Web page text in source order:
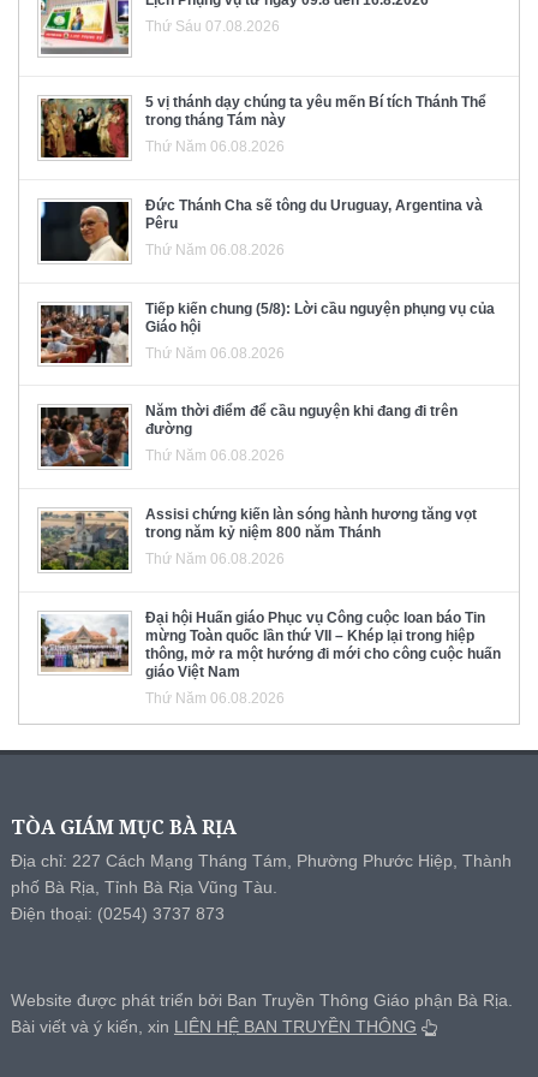
Thứ Sáu 07.08.2026
5 vị thánh dạy chúng ta yêu mến Bí tích Thánh Thể
trong tháng Tám này
Thứ Năm 06.08.2026
Đức Thánh Cha sẽ tông du Uruguay, Argentina và
Pêru
Thứ Năm 06.08.2026
Tiếp kiến chung (5/8): Lời cầu nguyện phụng vụ của
Giáo hội
Thứ Năm 06.08.2026
Năm thời điểm để cầu nguyện khi đang đi trên
đường
Thứ Năm 06.08.2026
Assisi chứng kiến làn sóng hành hương tăng vọt
trong năm kỷ niệm 800 năm Thánh
Thứ Năm 06.08.2026
Đại hội Huấn giáo Phục vụ Công cuộc loan báo Tin
mừng Toàn quốc lần thứ VII – Khép lại trong hiệp
thông, mở ra một hướng đi mới cho công cuộc huấn
giáo Việt Nam
Thứ Năm 06.08.2026
TÒA GIÁM MỤC BÀ RỊA
Địa chỉ: 227 Cách Mạng Tháng Tám, Phường Phước Hiệp, Thành
phố Bà Rịa, Tỉnh Bà Rịa Vũng Tàu.
Điện thoại: (0254) 3737 873
Website được phát triển bởi Ban Truyền Thông Giáo phận Bà Rịa.
Bài viết và ý kiến, xin LIÊN HỆ BAN TRUYỀN THÔNG